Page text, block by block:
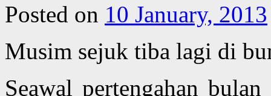
Posted on 10 January, 2013
Musim sejuk tiba lagi di
Seawal pertengahan